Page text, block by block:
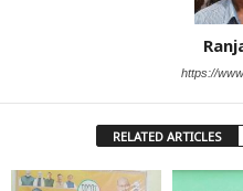
https://
RELATED ARTICLES